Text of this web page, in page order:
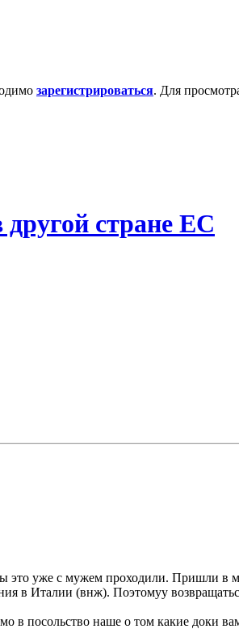
зарегистрироваться. Для
стране ЕС
это уже с мужем проходили. Пришли в
в Италии (внж). Поэтомуу
в посольство наше о том какие доки